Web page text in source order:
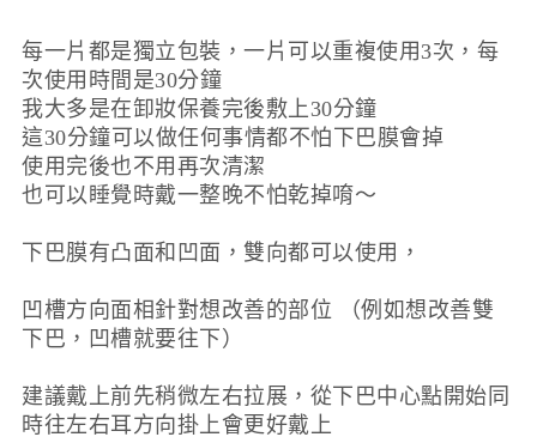
每一片都是獨立包裝，一片可以重複使用3次，每
次使用時間是30分鐘
我大多是在卸妝保養完後敷上30分鐘
這30分鐘可以做任何事情都不怕下巴膜會掉
使用完後也不用再次清潔
也可以睡覺時戴一整晚不怕乾掉唷～
下巴膜有凸面和凹面，雙向都可以使用，
凹槽方向面相針對想改善的部位 （例如想改善雙
下巴，凹槽就要往下）
建議戴上前先稍微左右拉展，從下巴中心點開始同
時往左右耳方向掛上會更好戴上